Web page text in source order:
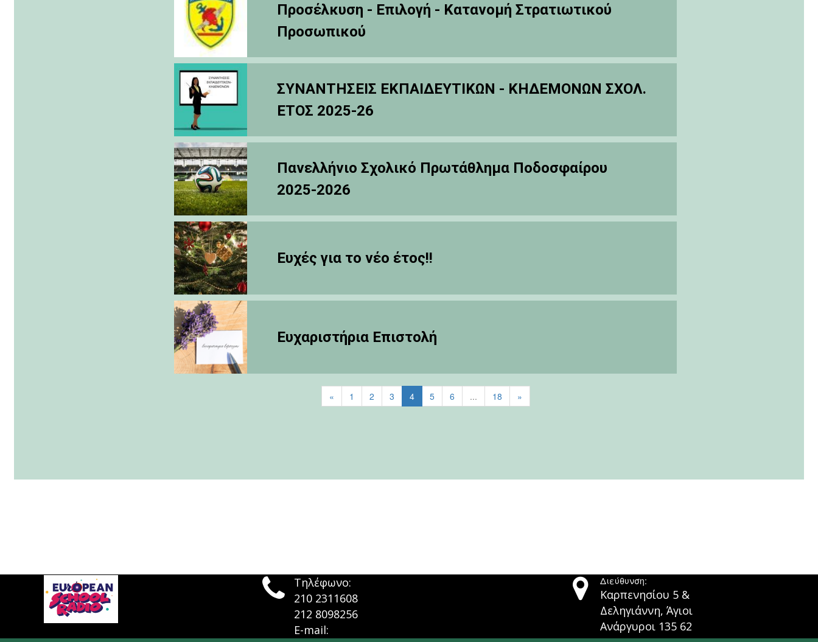
Προσέλκυση - Επιλογή - Κατανομή Στρατιωτικού
Προσωπικού
ΣΥΝΑΝΤΗΣΕΙΣ ΕΚΠΑΙΔΕΥΤΙΚΩΝ - ΚΗΔΕΜΟΝΩΝ ΣΧΟΛ.
ΕΤΟΣ 2025-26
Πανελλήνιο Σχολικό Πρωτάθλημα Ποδοσφαίρου
2025-2026
Ευχές για το νέο έτος!!
Ευχαριστήρια Επιστολή
« 1 2 3 4 5 6 ... 18 »

Τηλέφωνο:
210 2311608
212 8098256
E-mail:
 Διεύθυνση:
Καρπενησίου 5 &
Δεληγιάννη, Άγιοι
Ανάργυροι 135 62